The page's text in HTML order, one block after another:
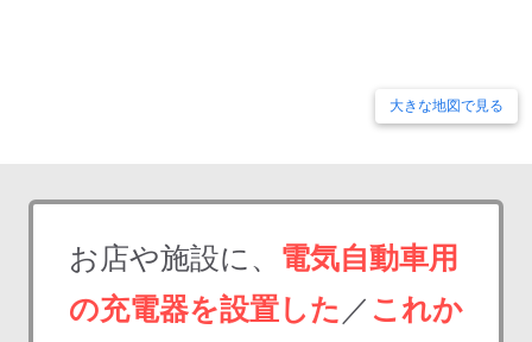
大きな地図で見る
お店や施設に、 電気自動車用
の充電器を設置した ／ これか